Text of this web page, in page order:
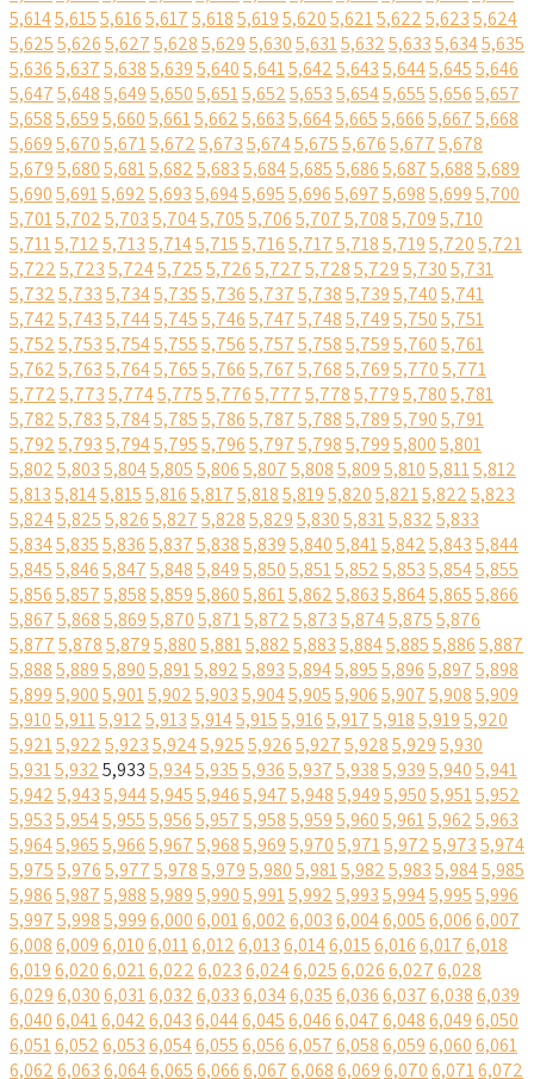
5,6145,6155,6165,6175,6185,6195,6205,6215,6225,6235,624
5,6255,6265,6275,6285,6295,6305,6315,6325,6335,6345,635
5,6365,6375,6385,6395,6405,6415,6425,6435,6445,6455,646
5,6475,6485,6495,6505,6515,6525,6535,6545,6555,6565,657
5,6585,6595,6605,6615,6625,6635,6645,6655,6665,6675,668
5,6695,6705,6715,6725,6735,6745,6755,6765,6775,678
5,6795,6805,6815,6825,6835,6845,6855,6865,6875,6885,689
5,6905,6915,6925,6935,6945,6955,6965,6975,6985,6995,700
5,7015,7025,7035,7045,7055,7065,7075,7085,7095,710
5,7115,7125,7135,7145,7155,7165,7175,7185,7195,7205,721
5,7225,7235,7245,7255,7265,7275,7285,7295,7305,731
5,7325,7335,7345,7355,7365,7375,7385,7395,7405,741
5,7425,7435,7445,7455,7465,7475,7485,7495,7505,751
5,7525,7535,7545,7555,7565,7575,7585,7595,7605,761
5,7625,7635,7645,7655,7665,7675,7685,7695,7705,771
5,7725,7735,7745,7755,7765,7775,7785,7795,7805,781
5,7825,7835,7845,7855,7865,7875,7885,7895,7905,791
5,7925,7935,7945,7955,7965,7975,7985,7995,8005,801
5,8025,8035,8045,8055,8065,8075,8085,8095,8105,8115,812
5,8135,8145,8155,8165,8175,8185,8195,8205,8215,8225,823
5,8245,8255,8265,8275,8285,8295,8305,8315,8325,833
5,8345,8355,8365,8375,8385,8395,8405,8415,8425,8435,844
5,8455,8465,8475,8485,8495,8505,8515,8525,8535,8545,855
5,8565,8575,8585,8595,8605,8615,8625,8635,8645,8655,866
5,8675,8685,8695,8705,8715,8725,8735,8745,8755,876
5,8775,8785,8795,8805,8815,8825,8835,8845,8855,8865,887
5,8885,8895,8905,8915,8925,8935,8945,8955,8965,8975,898
5,8995,9005,9015,9025,9035,9045,9055,9065,9075,9085,909
5,9105,9115,9125,9135,9145,9155,9165,9175,9185,9195,920
5,9215,9225,9235,9245,9255,9265,9275,9285,9295,930
5,9315,9325,9335,9345,9355,9365,9375,9385,9395,9405,941
5,9425,9435,9445,9455,9465,9475,9485,9495,9505,9515,952
5,9535,9545,9555,9565,9575,9585,9595,9605,9615,9625,963
5,9645,9655,9665,9675,9685,9695,9705,9715,9725,9735,974
5,9755,9765,9775,9785,9795,9805,9815,9825,9835,9845,985
5,9865,9875,9885,9895,9905,9915,9925,9935,9945,9955,996
5,9975,9985,9996,0006,0016,0026,0036,0046,0056,0066,007
6,0086,0096,0106,0116,0126,0136,0146,0156,0166,0176,018
6,0196,0206,0216,0226,0236,0246,0256,0266,0276,028
6,0296,0306,0316,0326,0336,0346,0356,0366,0376,0386,039
6,0406,0416,0426,0436,0446,0456,0466,0476,0486,0496,050
6,0516,0526,0536,0546,0556,0566,0576,0586,0596,0606,061
6,0626,0636,0646,0656,0666,0676,0686,0696,0706,0716,072